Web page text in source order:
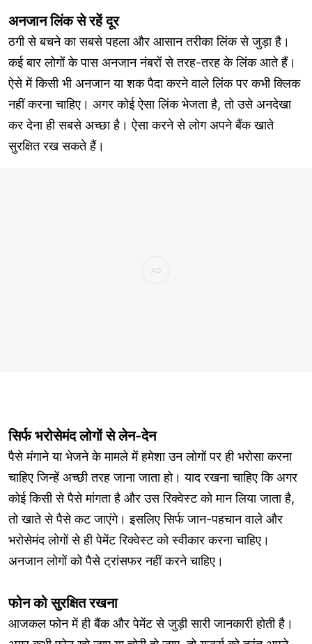
अनजान लिंक से रहें दूर
ठगी से बचने का सबसे पहला और आसान तरीका लिंक से जुड़ा है।
कई बार लोगों के पास अनजान नंबरों से तरह-तरह के लिंक आते हैं।
ऐसे में किसी भी अनजान या शक पैदा करने वाले लिंक पर कभी क्लिक
नहीं करना चाहिए। अगर कोई ऐसा लिंक भेजता है, तो उसे अनदेखा
कर देना ही सबसे अच्छा है। ऐसा करने से लोग अपने बैंक खाते
सुरक्षित रख सकते हैं।
सिर्फ भरोसेमंद लोगों से लेन-देन
पैसे मंगाने या भेजने के मामले में हमेशा उन लोगों पर ही भरोसा करना
चाहिए जिन्हें अच्छी तरह जाना जाता हो। याद रखना चाहिए कि अगर
कोई किसी से पैसे मांगता है और उस रिक्वेस्ट को मान लिया जाता है,
तो खाते से पैसे कट जाएंगे। इसलिए सिर्फ जान-पहचान वाले और
भरोसेमंद लोगों से ही पेमेंट रिक्वेस्ट को स्वीकार करना चाहिए।
अनजान लोगों को पैसे ट्रांसफर नहीं करने चाहिए।
फोन को सुरक्षित रखना
आजकल फोन में ही बैंक और पेमेंट से जुड़ी सारी जानकारी होती है।